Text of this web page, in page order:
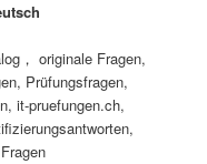
， originale Fragen,
Prüfungsfragen,
it-pruefungen.ch,